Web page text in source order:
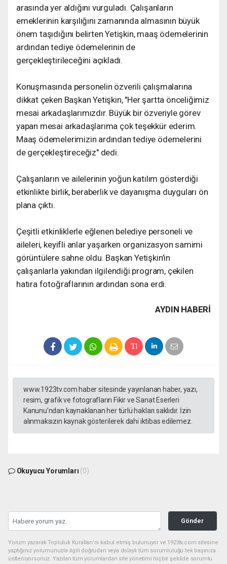
arasında yer aldığını vurguladı. Çalışanların
emeklerinin karşılığını zamanında almasının büyük
önem taşıdığını belirten Yetişkin, maaş ödemelerinin
ardından tediye ödemelerinin de
gerçekleştirileceğini açıkladı.
Konuşmasında personelin özverili çalışmalarına
dikkat çeken Başkan Yetişkin, "Her şartta önceliğimiz
mesai arkadaşlarımızdır. Büyük bir özveriyle görev
yapan mesai arkadaşlarıma çok teşekkür ederim.
Maaş ödemelerimizin ardından tediye ödemelerini
de gerçekleştireceğiz" dedi.
Çalışanların ve ailelerinin yoğun katılım gösterdiği
etkinlikte birlik, beraberlik ve dayanışma duyguları ön
plana çıktı.
Çeşitli etkinliklerle eğlenen belediye personeli ve
aileleri, keyifli anlar yaşarken organizasyon samimi
görüntülere sahne oldu. Başkan Yetişkin’in
çalışanlarla yakından ilgilendiği program, çekilen
hatıra fotoğraflarının ardından sona erdi.
AYDIN HABERİ
www.1923tv.com haber sitesinde yayınlanan haber, yazı,
resim, grafik ve fotografların Fikir ve Sanat Eserleri
Kanunu’ndan kaynaklanan her türlü hakları saklıdır. İzin
alınmaksızın kaynak gösterilerek dahi iktibas edilemez.
Okuyucu Yorumları (0)
Gönder
Yorum yazarak Topluluk Kuralları’nı kabul etmiş bulunuyor ve 1923tv.com sitesine
yaptığınız yorumunuzla ilgili doğrudan veya dolaylı tüm sorumluluğu tek başınıza
üstleniyorsunuz. Yazılan tüm yorumlardan site yönetimi hiçbir şekilde sorumlu